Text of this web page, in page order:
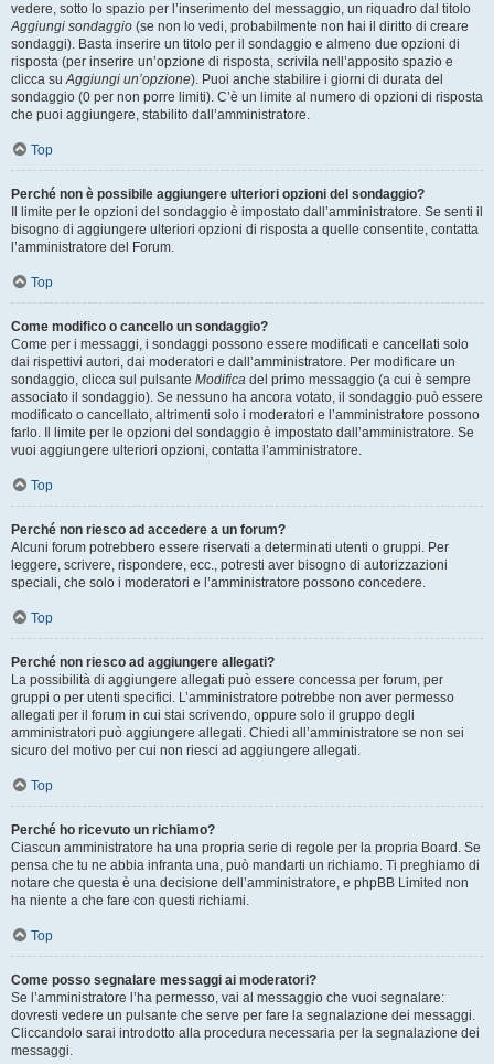
vedere, sotto lo spazio per l’inserimento del messaggio, un riquadro dal titolo
Aggiungi sondaggio (se non lo vedi, probabilmente non hai il diritto di creare
sondaggi). Basta inserire un titolo per il sondaggio e almeno due opzioni di
risposta (per inserire un’opzione di risposta, scrivila nell’apposito spazio e
clicca suAggiungi un’opzione). Puoi anche stabilire i giorni di durata del
sondaggio (0 per non porre limiti). C’è un limite al numero di opzioni di risposta
che puoi aggiungere, stabilito dall’amministratore.
Top
Perché non è possibile aggiungere ulteriori opzioni del sondaggio?
Il limite per le opzioni del sondaggio è impostato dall’amministratore. Se senti il
bisogno di aggiungere ulteriori opzioni di risposta a quelle consentite, contatta
l’amministratore del Forum.
Top
Come modifico o cancello un sondaggio?
Come per i messaggi, i sondaggi possono essere modificati e cancellati solo
dai rispettivi autori, dai moderatori e dall’amministratore. Per modificare un
sondaggio, clicca sul pulsante Modifica del primo messaggio (a cui è sempre
associato il sondaggio). Se nessuno ha ancora votato, il sondaggio può essere
modificato o cancellato, altrimenti solo i moderatori e l’amministratore possono
farlo. Il limite per le opzioni del sondaggio è impostato dall’amministratore. Se
vuoi aggiungere ulteriori opzioni, contatta l’amministratore.
Top
Perché non riesco ad accedere a un forum?
Alcuni forum potrebbero essere riservati a determinati utenti o gruppi. Per
leggere, scrivere, rispondere, ecc., potresti aver bisogno di autorizzazioni
speciali, che solo i moderatori e l’amministratore possono concedere.
Top
Perché non riesco ad aggiungere allegati?
La possibilità di aggiungere allegati può essere concessa per forum, per
gruppi o per utenti specifici. L’amministratore potrebbe non aver permesso
allegati per il forum in cui stai scrivendo, oppure solo il gruppo degli
amministratori può aggiungere allegati. Chiedi all’amministratore se non sei
sicuro del motivo per cui non riesci ad aggiungere allegati.
Top
Perché ho ricevuto un richiamo?
Ciascun amministratore ha una propria serie di regole per la propria Board. Se
pensa che tu ne abbia infranta una, può mandarti un richiamo. Ti preghiamo di
notare che questa è una decisione dell’amministratore, e phpBB Limited non
ha niente a che fare con questi richiami.
Top
Come posso segnalare messaggi ai moderatori?
Se l’amministratore l’ha permesso, vai al messaggio che vuoi segnalare:
dovresti vedere un pulsante che serve per fare la segnalazione dei messaggi.
Cliccandolo sarai introdotto alla procedura necessaria per la segnalazione dei
messaggi.